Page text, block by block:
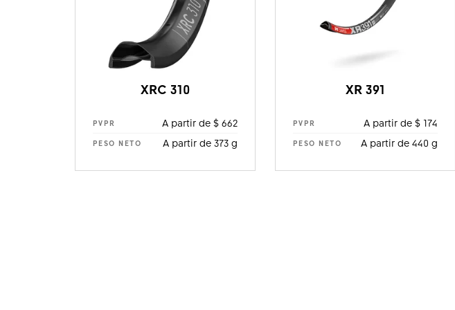
XRC 310
PVPR A partir de $ 662
PESO NETO A partir de 373 g
XR 391
PVPR A partir de $ 174
PESO NETO A partir de 440 g